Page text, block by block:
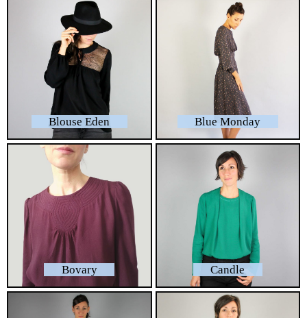
Blouse Eden Blue Monday
Bovary Candle